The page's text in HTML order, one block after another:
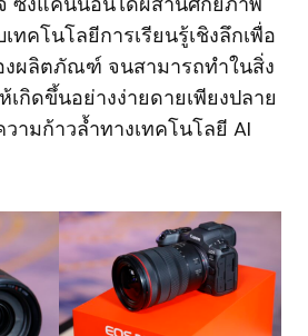
ทคโนโลยีการเรียนรู้เชิงลึกเพื่อ
งผลิตภัณฑ์ จนสามารถทำในสิ่ง
เกิดขึ้นอย่างง่ายดายเพียงปลาย
ามก้าวล้ำทางเทคโนโลยี AI